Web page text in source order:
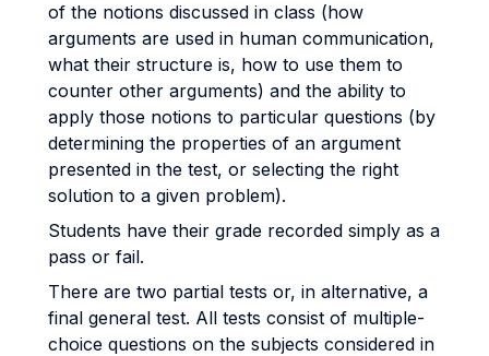
of the notions discussed in class (how
arguments are used in human communication,
what their structure is, how to use them to
counter other arguments) and the ability to
apply those notions to particular questions (by
determining the properties of an argument
presented in the test, or selecting the right
solution to a given problem).
Students have their grade recorded simply as a
pass or fail.
There are two partial tests or, in alternative, a
final general test. All tests consist of multiple-
choice questions on the subjects considered in